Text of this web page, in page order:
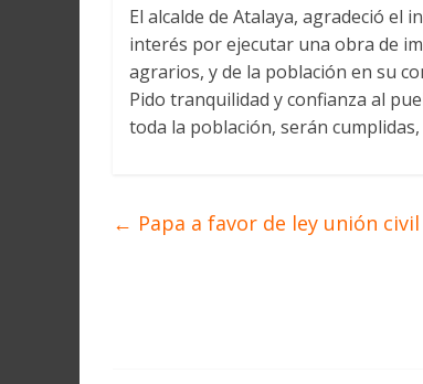
El alcalde de Atalaya, agradeció el
interés por ejecutar una obra de
agrarios, y de la población en su
Pido tranquilidad y confianza al
toda la población, serán
← Papa a favor de ley unión